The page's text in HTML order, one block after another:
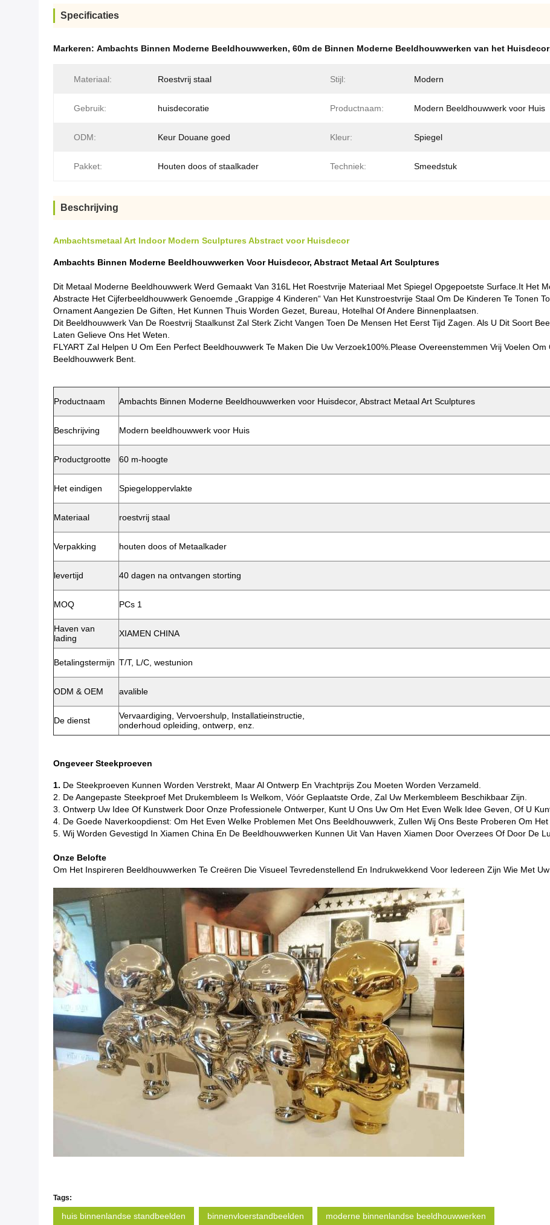
Specificaties
Markeren: Ambachts Binnen Moderne Beeldhouwwerken, 60m de Binnen Moderne Beeldhouwwerken van het Huisdecor
Materiaal: Roestvrij staal Stijl: Modern
Gebruik: huisdecoratie Productnaam: Modern Beeldhouwwerk voor Huis
ODM: Keur Douane goed Kleur: Spiegel
Pakket: Houten doos of staalkader Techniek: Smeedstuk
Beschrijving
Ambachtsmetaal Art Indoor Modern Sculptures Abstract voor Huisdecor
Ambachts Binnen Moderne Beeldhouwwerken Voor Huisdecor, Abstract Metaal Art Sculptures
Dit Metaal Moderne Beeldhouwwerk Werd Gemaakt Van 316L Het Roestvrije Materiaal Met Spiegel Opgepoetste Surface.it Het
Abstracte Het Cijferbeeldhouwwerk Genoemde „Grappige 4 Kinderen“ Van Het Kunstroestvrije Staal Om De Kinderen Te Tonen
Ornament Aangezien De Giften, Het Kunnen Thuis Worden Gezet, Bureau, Hotelhal Of Andere Binnenplaatsen.
Dit Beeldhouwwerk Van De Roestvrij Staalkunst Zal Sterk Zicht Vangen Toen De Mensen Het Eerst Tijd Zagen. Als U Dit Soort
Laten Gelieve Ons Het Weten.
FLYART Zal Helpen U Om Een Perfect Beeldhouwwerk Te Maken Die Uw Verzoek100%.please Overeenstemmen Vrij Voelen
Beeldhouwwerk Bent.
Productnaam Ambachts Binnen Moderne Beeldhouwwerken voor Huisdecor, Abstract Metaal Art Sculptures
Beschrijving Modern beeldhouwwerk voor Huis
Productgrootte 60 m-hoogte
Het eindigen Spiegeloppervlakte
Materiaal roestvrij staal
Verpakking houten doos of Metaalkader
levertijd 40 dagen na ontvangen storting
MOQ PCs 1
Haven van
lading
XIAMEN CHINA
Betalingstermijn T/T, L/C, westunion
ODM & OEM avalible
De dienst
Vervaardiging, Vervoershulp, Installatieinstructie,
onderhoud opleiding, ontwerp, enz.
Ongeveer Steekproeven
1. De Steekproeven Kunnen Worden Verstrekt, Maar Al Ontwerp En Vrachtprijs Zou Moeten Worden Verzameld.
2. De Aangepaste Steekproef Met Drukembleem Is Welkom, Vóór Geplaatste Orde, Zal Uw Merkembleem Beschikbaar Zijn.
3. Ontwerp Uw Idee Of Kunstwerk Door Onze Professionele Ontwerper, Kunt U Ons Uw Om Het Even Welk Idee Geven, Of U
4. De Goede Naverkoopdienst: Om Het Even Welke Problemen Met Ons Beeldhouwwerk, Zullen Wij Ons Beste Proberen Om Het
5. Wij Worden Gevestigd In Xiamen China En De Beeldhouwwerken Kunnen Uit Van Haven Xiamen Door Overzees Of Door De
Onze Belofte
Om Het Inspireren Beeldhouwwerken Te Creëren Die Visueel Tevredenstellend En Indrukwekkend Voor Iedereen Zijn Wie Met
Tags:
huis binnenlandse standbeelden binnenvloerstandbeelden moderne binnenlandse beeldhouwwerken